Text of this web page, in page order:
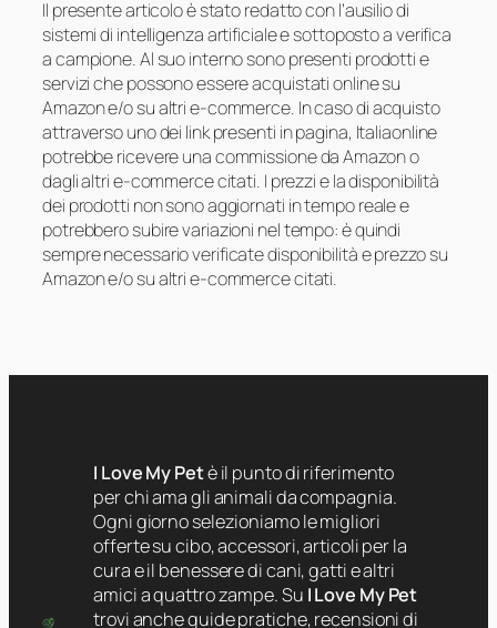
Il presente articolo è stato redatto con l’ausilio di
sistemi di intelligenza artificiale e sottoposto a verifica
a campione. Al suo interno sono presenti prodotti e
servizi che possono essere acquistati online su
Amazon e/o su altri e-commerce. In caso di acquisto
attraverso uno dei link presenti in pagina, Italiaonline
potrebbe ricevere una commissione da Amazon o
dagli altri e-commerce citati. I prezzi e la disponibilità
dei prodotti non sono aggiornati in tempo reale e
potrebbero subire variazioni nel tempo: è quindi
sempre necessario verificate disponibilità e prezzo su
Amazon e/o su altri e-commerce citati.
I Love My Petè il punto di riferimento
per chi ama gli animali da compagnia.
Ogni giorno selezioniamo le migliori
offerte su cibo, accessori, articoli per la
cura e il benessere di cani, gatti e altri
amici a quattro zampe. Su I Love My Pet
trovi anche guide pratiche, recensioni di